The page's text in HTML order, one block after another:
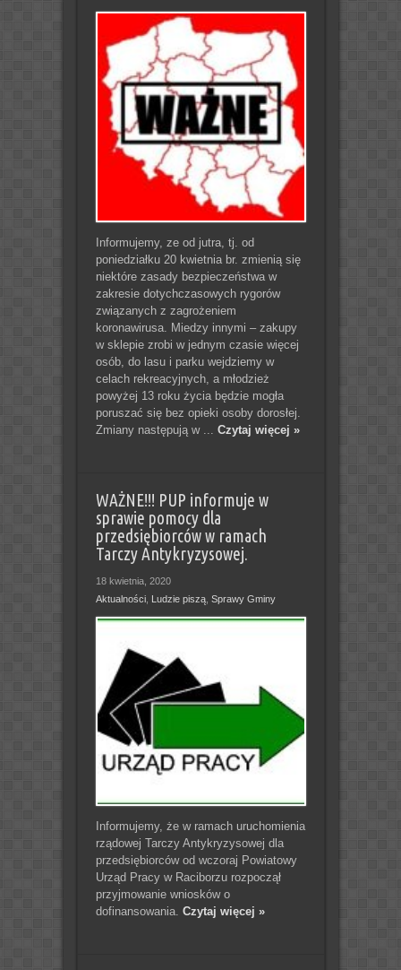
Informujemy, ze od jutra, tj. od
poniedziałku 20 kwietnia br. zmienią się
niektóre zasady bezpieczeństwa w
zakresie dotychczasowych rygorów
związanych z zagrożeniem
koronawirusa. Miedzy innymi – zakupy
w sklepie zrobi w jednym czasie więcej
osób, do lasu i parku wejdziemy w
celach rekreacyjnych, a młodzież
powyżej 13 roku życia będzie mogła
poruszać się bez opieki osoby dorosłej.
Zmiany następują w ... Czytaj więcej »
WAŻNE!!! PUP informuje w
sprawie pomocy dla
przedsiębiorców w ramach
Tarczy Antykryzysowej.
18 kwietnia, 2020
Aktualności, Ludzie piszą, Sprawy Gminy
Informujemy, że w ramach uruchomienia
rządowej Tarczy Antykryzysowej dla
przedsiębiorców od wczoraj Powiatowy
Urząd Pracy w Raciborzu rozpoczął
przyjmowanie wniosków o
dofinansowania. Czytaj więcej »